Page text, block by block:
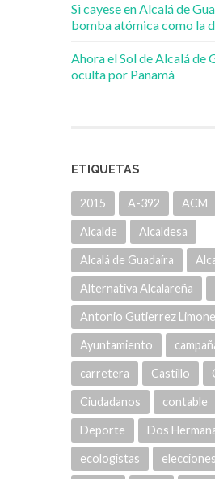
Si cayese en Alcalá de
bomba atómica como la
Ahora el Sol de Alcalá de
oculta por Panamá
ETIQUETAS
2015 A-392 ACM
Alcalde Alcaldesa
Alcalá de Guadaíra
Alternativa Alcalareña
Antonio Gutierrez
Ayuntamiento
carretera Castillo
Ciudadanos contable
Deporte Dos
ecologistas elecciones